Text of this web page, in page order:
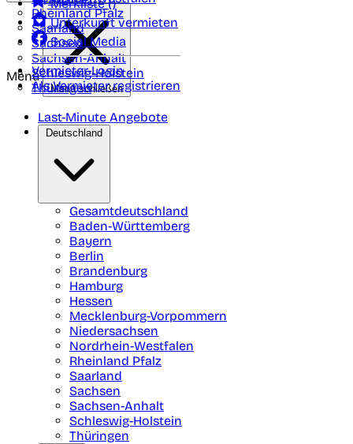
Rheinland Pfalz
Saarland
Sachsen
Sachsen-Anhalt
Schleswig-Holstein
Thüringen
Merkliste ()
Unterkunft vermieten
Social Media
Vermieter-Login
Als Vermieter registrieren
Menü
Menü schließen
Last-Minute Angebote
Deutschland
Gesamtdeutschland
Baden-Württemberg
Bayern
Berlin
Brandenburg
Hamburg
Hessen
Mecklenburg-Vorpommern
Niedersachsen
Nordrhein-Westfalen
Rheinland Pfalz
Saarland
Sachsen
Sachsen-Anhalt
Schleswig-Holstein
Thüringen